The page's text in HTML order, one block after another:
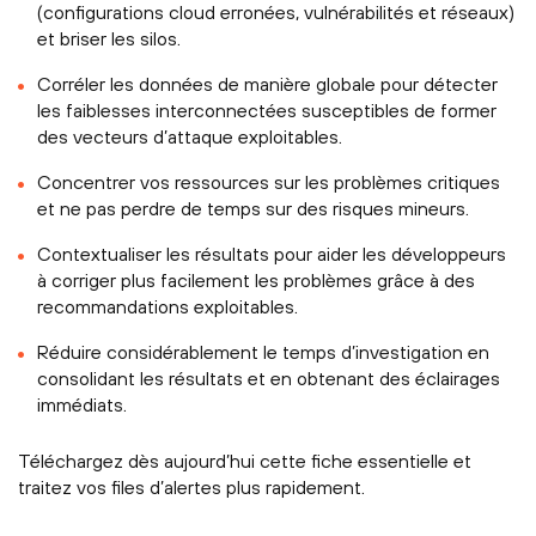
(configurations cloud erronées, vulnérabilités et réseaux)
et briser les silos.
Corréler les données de manière globale pour détecter
les faiblesses interconnectées susceptibles de former
des vecteurs d’attaque exploitables.
Concentrer vos ressources sur les problèmes critiques
et ne pas perdre de temps sur des risques mineurs.
Contextualiser les résultats pour aider les développeurs
à corriger plus facilement les problèmes grâce à des
recommandations exploitables.
Réduire considérablement le temps d’investigation en
consolidant les résultats et en obtenant des éclairages
immédiats.
Téléchargez dès aujourd’hui cette fiche essentielle et
traitez vos files d’alertes plus rapidement.